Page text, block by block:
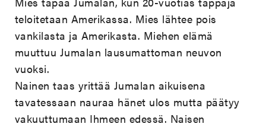
teloitetaan Amerikassa. Mies lähtee pois
vankilasta ja Amerikasta. Miehen elämä
muuttuu Jumalan lausumattoman neuvon
vuoksi.
Nainen taas yrittää Jumalan aikuisena
tavatessaan nauraa hänet ulos mutta päätyy
vakuuttumaan Ihmeen edessä. Naisen